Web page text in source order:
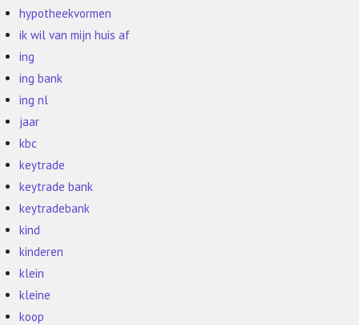
hypotheekvormen
ik wil van mijn huis af
ing
ing bank
ing nl
jaar
kbc
keytrade
keytrade bank
keytradebank
kind
kinderen
klein
kleine
koop